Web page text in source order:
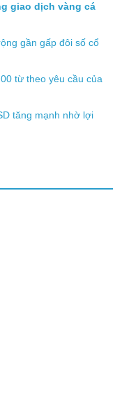
giao dịch vàng cá
gần gấp đôi số cổ
từ theo yêu cầu của
tăng mạnh nhờ lợi